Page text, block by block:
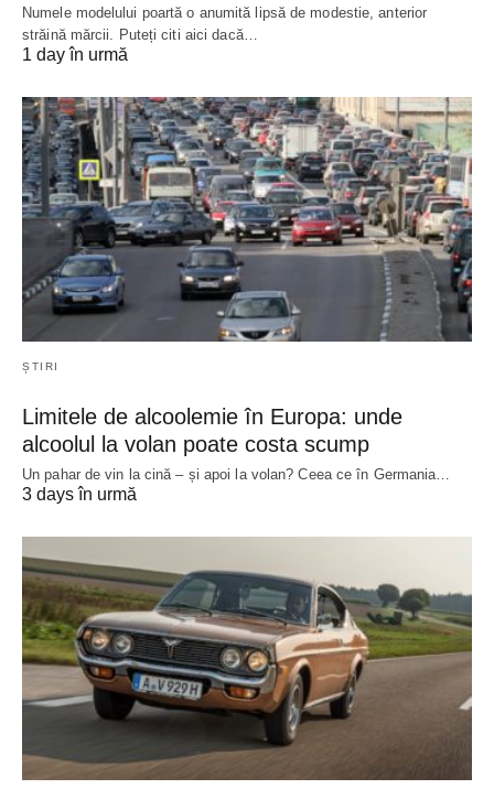
Numele modelului poartă o anumită lipsă de modestie, anterior
străină mărcii. Puteți citi aici dacă…
1 day în urmă
ȘTIRI
Limitele de alcoolemie în Europa: unde
alcoolul la volan poate costa scump
Un pahar de vin la cină – și apoi la volan? Ceea ce în Germania…
3 days în urmă